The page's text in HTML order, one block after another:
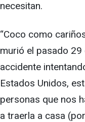
necesitan.
“Coco como
murió el pasado
accidente
Estados Unidos,
personas que nos
a traerla a casa